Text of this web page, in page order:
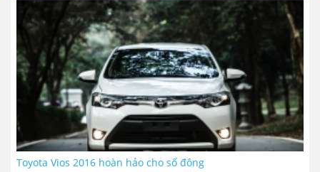
Toyota Vios 2016 hoàn hảo cho số đông